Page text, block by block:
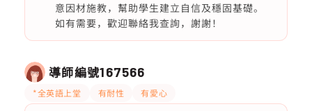
意因材施教，幫助學生建立自信及穩固基礎。
如有需要，歡迎聯絡我查詢，謝謝！
導師編號167566
*全英語上堂 有耐性 有愛心